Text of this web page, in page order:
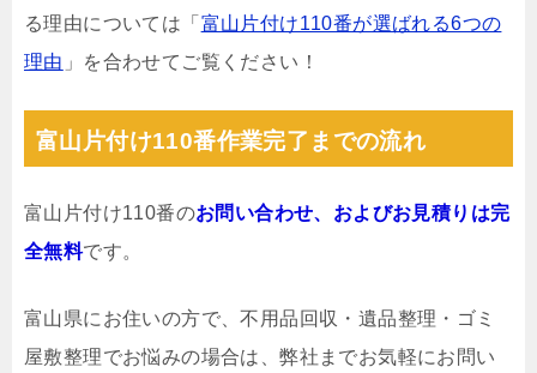
る理由については「 富山片付け110番が選ばれる6つの
理由 」を合わせてご覧ください！
富山片付け110番作業完了までの流れ
富山片付け110番のお問い合わせ、およびお見積りは完
全無料です。
富山県にお住いの方で、不用品回収・遺品整理・ゴミ
屋敷整理でお悩みの場合は、弊社までお気軽にお問い